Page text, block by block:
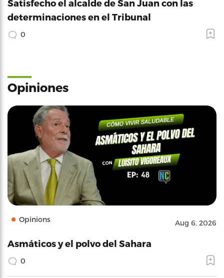
Satisfecho el alcalde de San Juan con las
determinaciones en el Tribunal
0
Opiniones
Opinions Aug 6, 2026
Asmáticos y el polvo del Sahara
0